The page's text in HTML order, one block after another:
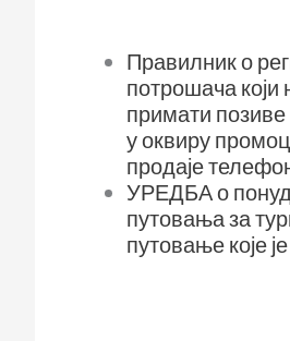
Правилник о
потрошача који
примати
у оквиру
продаје
УРЕДБА о
путовања за
путовање које